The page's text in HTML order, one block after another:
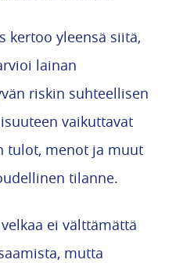
kertoo yleensä siitä,
lainan
riskin suhteellisen
vaikuttavat
tulot, menot ja muut
tilanne.
ei välttämättä
mutta